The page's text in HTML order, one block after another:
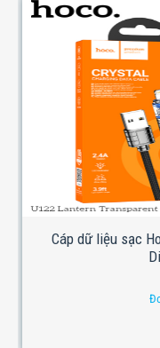
Cáp dữ liệu sạc